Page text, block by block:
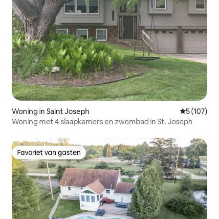
Woning in Saint Joseph
5 (107)
Woning met 4 slaapkamers en zwembad in St. Joseph
Favoriet van gasten
Favoriet van gasten